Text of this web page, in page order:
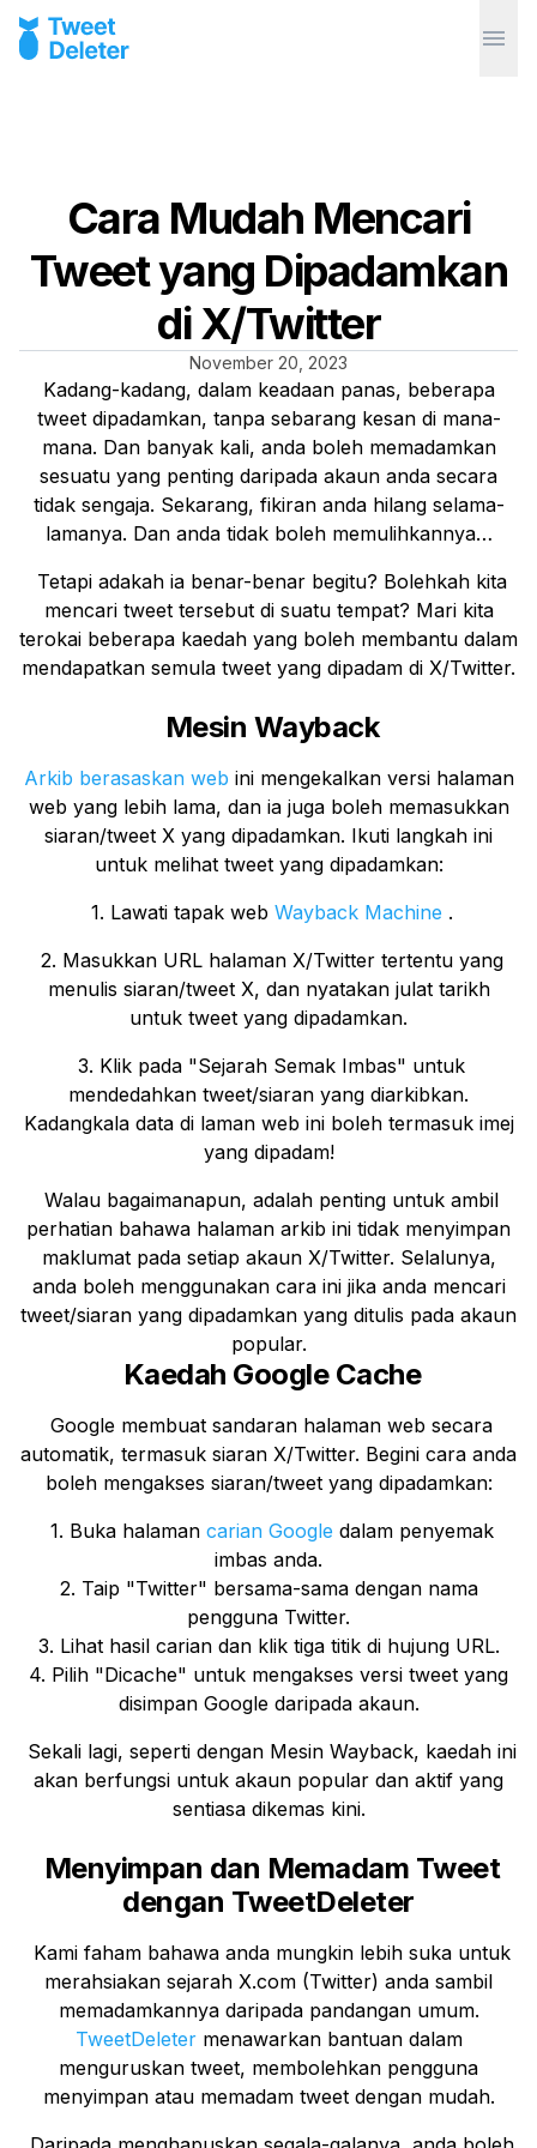
Cara Mudah Mencari
Tweet yang Dipadamkan
di X/Twitter
November 20, 2023
Kadang-kadang, dalam keadaan panas, beberapa
tweet dipadamkan, tanpa sebarang kesan di mana-
mana. Dan banyak kali, anda boleh memadamkan
sesuatu yang penting daripada akaun anda secara
tidak sengaja. Sekarang, fikiran anda hilang selama-
lamanya. Dan anda tidak boleh memulihkannya…
Tetapi adakah ia benar-benar begitu? Bolehkah kita
mencari tweet tersebut di suatu tempat? Mari kita
terokai beberapa kaedah yang boleh membantu dalam
mendapatkan semula tweet yang dipadam di X/Twitter.
Mesin Wayback
Arkib berasaskan web ini mengekalkan versi halaman
web yang lebih lama, dan ia juga boleh memasukkan
siaran/tweet X yang dipadamkan. Ikuti langkah ini
untuk melihat tweet yang dipadamkan:
1. Lawati tapak web Wayback Machine .
2. Masukkan URL halaman X/Twitter tertentu yang
menulis siaran/tweet X, dan nyatakan julat tarikh
untuk tweet yang dipadamkan.
3. Klik pada "Sejarah Semak Imbas" untuk
mendedahkan tweet/siaran yang diarkibkan.
Kadangkala data di laman web ini boleh termasuk imej
yang dipadam!
Walau bagaimanapun, adalah penting untuk ambil
perhatian bahawa halaman arkib ini tidak menyimpan
maklumat pada setiap akaun X/Twitter. Selalunya,
anda boleh menggunakan cara ini jika anda mencari
tweet/siaran yang dipadamkan yang ditulis pada akaun
popular.
Kaedah Google Cache
Google membuat sandaran halaman web secara
automatik, termasuk siaran X/Twitter. Begini cara anda
boleh mengakses siaran/tweet yang dipadamkan:
1. Buka halaman carian Google dalam penyemak
imbas anda.
2. Taip "Twitter" bersama-sama dengan nama
pengguna Twitter.
3. Lihat hasil carian dan klik tiga titik di hujung URL.
4. Pilih "Dicache" untuk mengakses versi tweet yang
disimpan Google daripada akaun.
Sekali lagi, seperti dengan Mesin Wayback, kaedah ini
akan berfungsi untuk akaun popular dan aktif yang
sentiasa dikemas kini.
Menyimpan dan Memadam Tweet
dengan TweetDeleter
Kami faham bahawa anda mungkin lebih suka untuk
merahsiakan sejarah X.com (Twitter) anda sambil
memadamkannya daripada pandangan umum.
TweetDeletermenawarkan bantuan dalam
menguruskan tweet, membolehkan pengguna
menyimpan atau memadam tweet dengan mudah.